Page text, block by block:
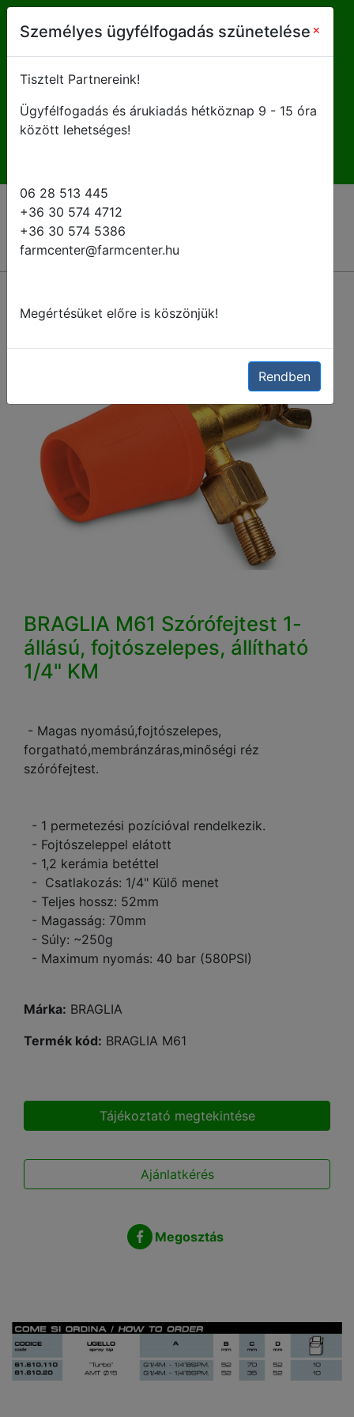
farmcenter@farmcenter.hu
H-P 8 - 16:30
BRAGLIA M61 Szórófejtest 1-
állású, fojtószelepes, állítható
1/4" KM
- Magas nyomású,fojtószelepes,
forgatható,membránzáras,minőségi réz
szórófejtest.
- 1 permetezési pozícióval rendelkezik.
- Fojtószeleppel elátott
- 1,2 kerámia betéttel
- Csatlakozás: 1/4" Külő menet
- Teljes hossz: 52mm
- Magasság: 70mm
- Súly: ~250g
- Maximum nyomás: 40 bar (580PSI)
Márka: BRAGLIA
Termék kód: BRAGLIA M61
Tájékoztató megtekintése
Ajánlatkérés
Megosztás
Személyes ügyfélfogadás szünetelése ×
Tisztelt Partnereink!
Ügyfélfogadás és árukiadás hétköznap 9 - 15 óra
között lehetséges!
06 28 513 445
+36 30 574 4712
+36 30 574 5386
farmcenter@farmcenter.hu
Megértésüket előre is köszönjük!
Rendben